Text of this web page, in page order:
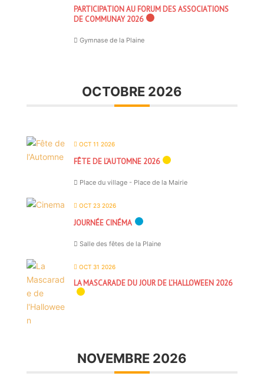
PARTICIPATION AU FORUM DES ASSOCIATIONS
DE COMMUNAY 2026
Gymnase de la Plaine
OCTOBRE 2026
OCT 11 2026
FÊTE DE L’AUTOMNE 2026
Place du village - Place de la Mairie
OCT 23 2026
JOURNÉE CINÉMA
Salle des fêtes de la Plaine
OCT 31 2026
LA MASCARADE DU JOUR DE L’HALLOWEEN 2026
NOVEMBRE 2026